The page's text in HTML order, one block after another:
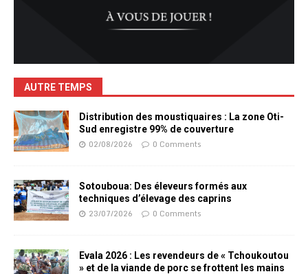
AUTRE TEMPS
Distribution des moustiquaires : La zone Oti-
Sud enregistre 99% de couverture
02/08/2026 0 Comments
Sotouboua: Des éleveurs formés aux
techniques d’élevage des caprins
23/07/2026 0 Comments
Evala 2026 : Les revendeurs de « Tchoukoutou
» et de la viande de porc se frottent les mains